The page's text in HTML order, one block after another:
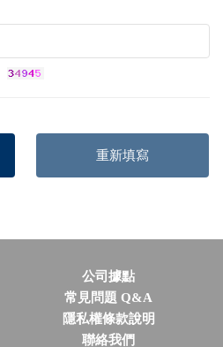
公司據點
常見問題 Q&A
隱私權條款說明
聯絡我們